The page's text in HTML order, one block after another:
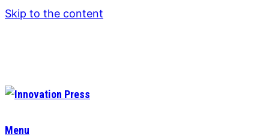
Skip to the content
Menu